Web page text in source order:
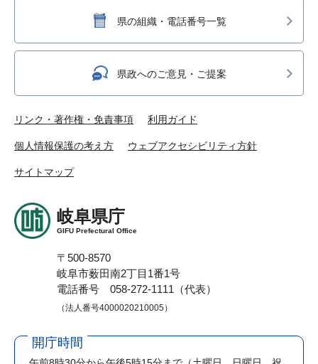
県の組織・電話番号一覧
県政へのご意見・ご提案
リンク・著作権・免責事項 利用ガイド
個人情報保護の考え方 ウェブアクセシビリティ方針
サイトマップ
岐阜県庁
GIFU Prefectural Office
〒500-8570
岐阜市薮田南2丁目1番1号
電話番号 058-272-1111（代表）
（法人番号4000020210005）
開庁時間